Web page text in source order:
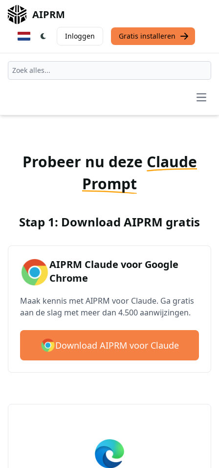
AIPRM
Inloggen Gratis installeren
Probeer nu deze Claude
Prompt
Stap 1: Download AIPRM gratis
AIPRM Claude voor Google
Chrome
Maak kennis met AIPRM voor Claude. Ga gratis
aan de slag met meer dan 4.500 aanwijzingen.
Download AIPRM voor Claude